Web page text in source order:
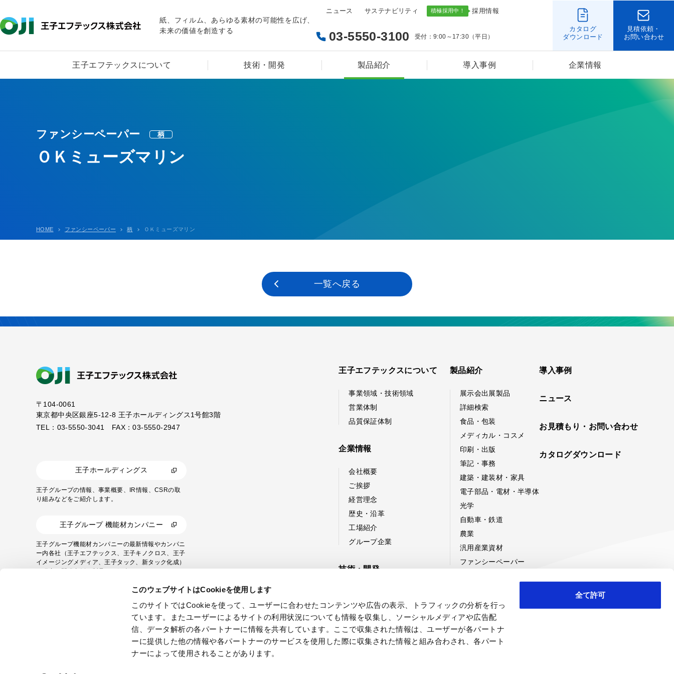
このウェブサイトはCookieを使用します
このサイトではCookieを使って、ユーザーに合わせたコンテンツや広告の表示、トラフィックの分析を行っ
ています。またユーザーによるサイトの利用状況についても情報を収集し、ソーシャルメディアや広告配
信、データ解析の各パートナーに情報を共有しています。ここで収集された情報は、ユーザーが各パートナ
ーに提供した他の情報や各パートナーのサービスを使用した際に収集された情報と組み合わされ、各パート
ナーによって使用されることがあります。
全て許可
紙、フィルム、あらゆる素材の可能性を広げ、
未来の価値を創造する
ニュース サステナビリティ 採用情報
03-5550-3100 受付：9:00～17:30（平日）
カタログ
ダウンロード
見積依頼・
お問い合わせ
王子エフテックスについて 技術・開発 製品紹介 導入事例 企業情報
ファンシーペーパー 柄
ＯＫミューズマリン
HOME ファンシーペーパー 柄 ＯＫミューズマリン
一覧へ戻る
〒104-0061
東京都中央区銀座5-12-8 王子ホールディングス1号館3階
TEL：03-5550-3041 FAX：03-5550-2947
王子ホールディングス
王子グループの情報、事業概要、IR情報、CSRの取
り組みなどをご紹介します。
王子グループ 機能材カンパニー
王子グループ機能材カンパニーの最新情報やカンパニ
ー内各社（王子エフテックス、王子キノクロス、王子
イメージングメディア、王子タック、新タック化成）
王子エフテックスについて
事業領域・技術領域
営業体制
品質保証体制
企業情報
会社概要
ご挨拶
経営理念
歴史・沿革
工場紹介
グループ企業
技術・開発
新製品・技術開発への取り組み
開発事例
製品紹介
展示会出展製品
詳細検索
食品・包装
メディカル・コスメ
印刷・出版
筆記・事務
建築・建装材・家具
電子部品・電材・半導体
光学
自動車・鉄道
農業
汎用産業資材
ファンシーペーパー
導入事例
ニュース
お見積もり・お問い合わせ
カタログダウンロード